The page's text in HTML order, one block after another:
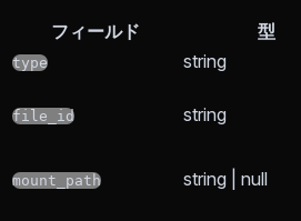
フィールド 型
type string
file_id string
mount_path string | null